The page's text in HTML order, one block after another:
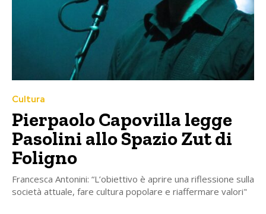
Cultura
Pierpaolo Capovilla legge
Pasolini allo Spazio Zut di
Foligno
Francesca Antonini: “L’obiettivo è aprire una riflessione sulla
società attuale, fare cultura popolare e riaffermare valori"